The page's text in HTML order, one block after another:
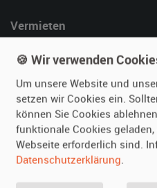
Vermieten
Fotos senden
Fragen für Vermieter
Inserat verwalten
SPECIAL
Berühmte Filmautos –
🍪 Wir verwenden
Um unsere Website und
setzen wir Cookies ein.
können Sie Cookies
funktionale Cookies
Webseite erforderlich sind.
Datenschutzerklärung.